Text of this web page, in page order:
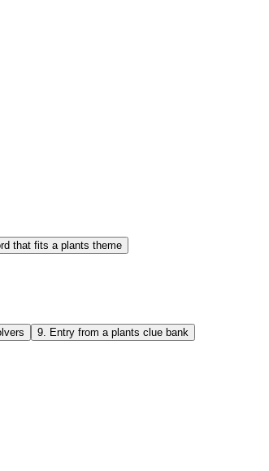
that fits a plants theme
9 Entry from a plants clue bank